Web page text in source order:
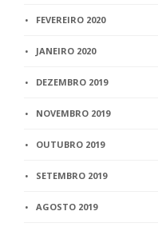
FEVEREIRO 2020
JANEIRO 2020
DEZEMBRO 2019
NOVEMBRO 2019
OUTUBRO 2019
SETEMBRO 2019
AGOSTO 2019